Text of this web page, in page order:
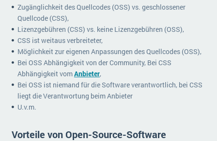
Zugänglichkeit des Quellcodes (OSS) vs. geschlossener
Quellcode (CSS),
Lizenzgebühren (CSS) vs. keine Lizenzgebühren (OSS),
CSS ist weitaus verbreiteter,
Möglichkeit zur eigenen Anpassungen des Quellcodes (OSS),
Bei OSS Abhängigkeit von der Community, Bei CSS
Abhängigkeit vomAnbieter,
Bei OSS ist niemand für die Software verantwortlich, bei CSS
liegt die Verantwortung beim Anbieter
U.v.m.
Vorteile von Open-Source-Software